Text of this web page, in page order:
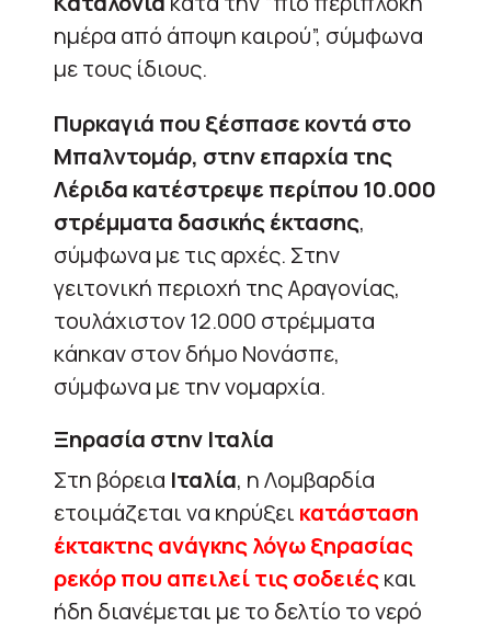
ημέρα από άποψη καιρού”, σύμφωνα
με τους ίδιους.
Πυρκαγιά που ξέσπασε κοντά στο
Μπαλντομάρ, στην επαρχία της
Λέριδα κατέστρεψε περίπου 10.000
στρέμματα δασικής έκτασης,
σύμφωνα με τις αρχές. Στην
γειτονική περιοχή της Αραγονίας,
τουλάχιστον 12.000 στρέμματα
κάηκαν στον δήμο Νονάσπε,
σύμφωνα με την νομαρχία.
Ξηρασία στην Ιταλία
Στη βόρεια Ιταλία, η Λομβαρδία
ετοιμάζεται να κηρύξει κατάσταση
έκτακτης ανάγκης λόγω ξηρασίας
ρεκόρ που απειλεί τις σοδειέςκαι
ήδη διανέμεται με το δελτίο το νερό